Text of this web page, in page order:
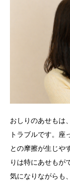
おしりのあせもは
トラブルです。座
との摩擦が生じや
りは特にあせもが
気になりながらも